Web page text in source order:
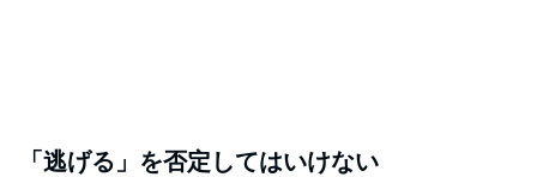
「逃げる」を否定してはいけない